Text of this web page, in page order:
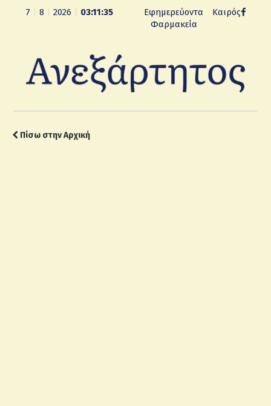
7 8 2026 03:11:36
Εφημερεύοντα
Φαρμακεία
Καιρός
Πίσω στην Αρχική